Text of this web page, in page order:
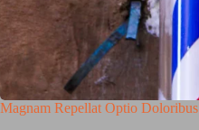
Magnam Repellat Optio Doloribus